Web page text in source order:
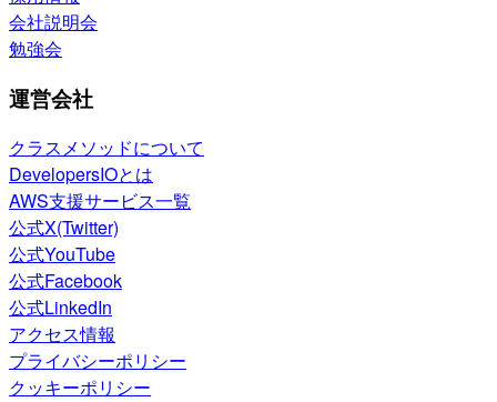
会社説明会
勉強会
運営会社
クラスメソッドについて
DevelopersIOとは
AWS支援サービス一覧
公式X(Twitter)
公式YouTube
公式Facebook
公式LinkedIn
アクセス情報
プライバシーポリシー
クッキーポリシー